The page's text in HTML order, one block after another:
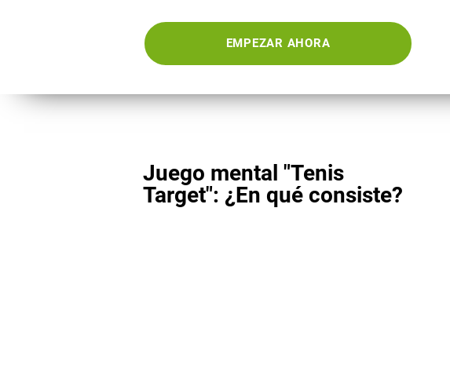
EMPEZAR AHORA
Juego mental "Tenis
Target": ¿En qué consiste?